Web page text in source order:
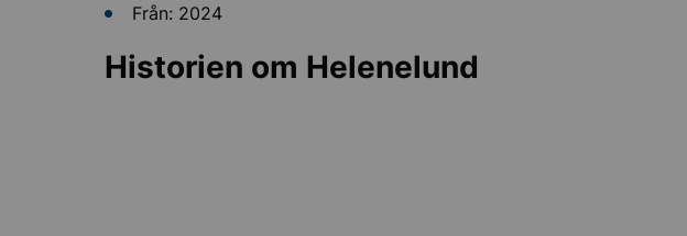
Från: 2024
Historien om Helenelund